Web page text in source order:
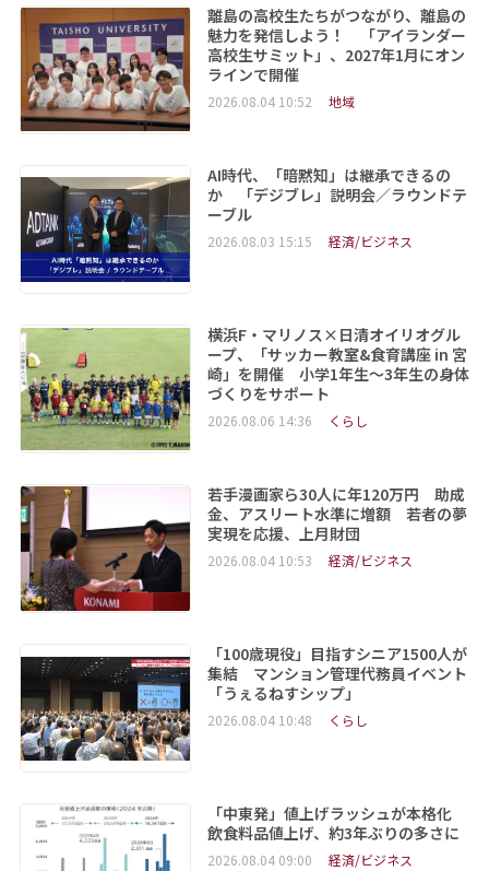
離島の高校生たちがつながり、離島の
魅力を発信しよう！ 「アイランダー
高校生サミット」、2027年1月にオン
ラインで開催
2026.08.04 10:52 地域
AI時代、「暗黙知」は継承できるの
か 「デジブレ」説明会／ラウンドテ
ーブル
2026.08.03 15:15 経済/ビジネス
横浜F・マリノス×日清オイリオグル
ープ、「サッカー教室&食育講座 in 宮
崎」を開催 小学1年生～3年生の身体
づくりをサポート
2026.08.06 14:36 くらし
若手漫画家ら30人に年120万円 助成
金、アスリート水準に増額 若者の夢
実現を応援、上月財団
2026.08.04 10:53 経済/ビジネス
「100歳現役」目指すシニア1500人が
集結 マンション管理代務員イベント
「うぇるねすシップ」
2026.08.04 10:48 くらし
「中東発」値上げラッシュが本格化
飲食料品値上げ、約3年ぶりの多さに
2026.08.04 09:00 経済/ビジネス